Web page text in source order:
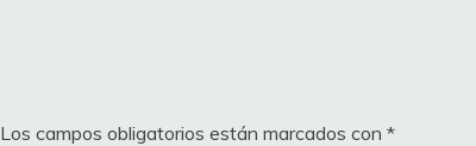
Los campos obligatorios están marcados con *